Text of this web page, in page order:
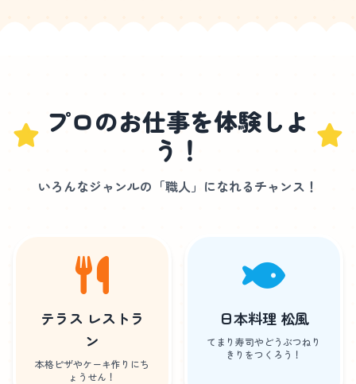
プロのお仕事を体験しよ
う！
いろんなジャンルの「職人」になれるチャンス！
テラス レストラ
ン
本格ピザやケーキ作りにち
ょうせん！
日本料理 松風
てまり寿司やどうぶつねり
きりをつくろう！